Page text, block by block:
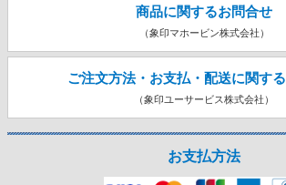
商品に関するお問合せ
（象印マホービン株式会社）
ご注文方法・お支払・配送に関する
（象印ユーサービス株式会社）
お支払方法